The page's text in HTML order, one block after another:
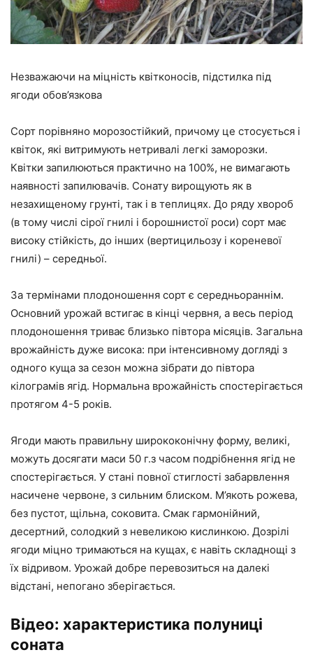
Незважаючи на міцність квітконосів, підстилка під
ягоди обов’язкова
Сорт порівняно морозостійкий, причому це стосується і
квіток, які витримують нетривалі легкі заморозки.
Квітки запилюються практично на 100%, не вимагають
наявності запилювачів. Сонату вирощують як в
незахищеному грунті, так і в теплицях. До ряду хвороб
(в тому числі сірої гнилі і борошнистої роси) сорт має
високу стійкість, до інших (вертицильозу і кореневої
гнилі) – середньої.
За термінами плодоношення сорт є середньораннім.
Основний урожай встигає в кінці червня, а весь період
плодоношення триває близько півтора місяців. Загальна
врожайність дуже висока: при інтенсивному догляді з
одного куща за сезон можна зібрати до півтора
кілограмів ягід. Нормальна врожайність спостерігається
протягом 4-5 років.
Ягоди мають правильну ширококонічну форму, великі,
можуть досягати маси 50 г.з часом подрібнення ягід не
спостерігається. У стані повної стиглості забарвлення
насичене червоне, з сильним блиском. М’якоть рожева,
без пустот, щільна, соковита. Смак гармонійний,
десертний, солодкий з невеликою кислинкою. Дозрілі
ягоди міцно тримаються на кущах, є навіть складнощі з
їх відривом. Урожай добре перевозиться на далекі
відстані, непогано зберігається.
Відео: характеристика полуниці
соната